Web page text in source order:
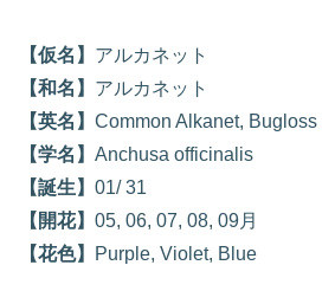
【仮名】 アルカネット
【和名】 アルカネット
【英名】 Common Alkanet, Bugloss
【学名】 Anchusa officinalis
【誕生】 01/ 31
【開花】 05, 06, 07, 08, 09月
【花色】
Purple, Violet, Blue